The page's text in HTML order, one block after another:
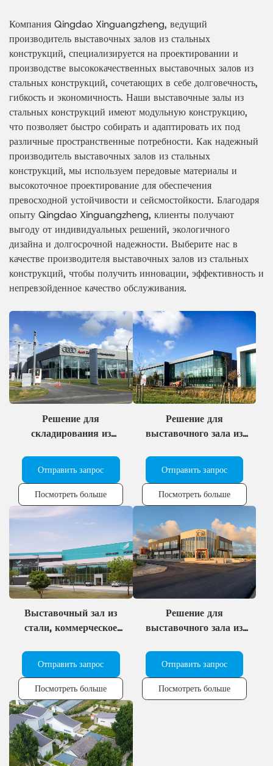
Компания Qingdao Xinguangzheng, ведущий
производитель выставочных залов из стальных
конструкций, специализируется на проектировании и
производстве высококачественных выставочных залов из
стальных конструкций, сочетающих в себе долговечность,
гибкость и экономичность. Наши выставочные залы из
стальных конструкций имеют модульную конструкцию,
что позволяет быстро собирать и адаптировать их под
различные пространственные потребности. Как надежный
производитель выставочных залов из стальных
конструкций, мы используем передовые материалы и
высокоточное проектирование для обеспечения
превосходной устойчивости и сейсмостойкости. Благодаря
опыту Qingdao Xinguangzheng, клиенты получают
выгоду от индивидуальных решений, экологичного
дизайна и долгосрочной надежности. Выберите нас в
качестве производителя выставочных залов из стальных
конструкций, чтобы получить инновации, эффективность и
непревзойденное качество обслуживания.
Решение для
складирования из
современного стального
выставочного зала.
Отправить запрос
Посмотреть больше
Решение для
выставочного зала из
систем балок из
тонколистовой стали.
Отправить запрос
Посмотреть больше
Выставочный зал из
стали, коммерческое
стальных конструкций.
Отправить запрос
Посмотреть больше
Решение для
выставочного зала из
металлических несущих
элементов.
Отправить запрос
Посмотреть больше